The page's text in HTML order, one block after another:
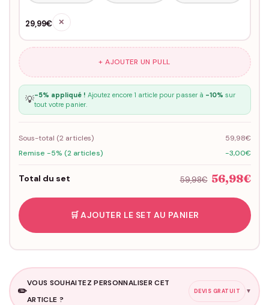
29,99€ ✕
+ AJOUTER UN PULL
💡-5% appliqué ! Ajoutez encore 1 article pour passer à -10% sur
tout votre panier.
Sous-total (2articles)
59,98€
Remise -5% (2 articles)
-3,00€
Total du set 59,98€ 56,98€
🛒 AJOUTER LE SET AU PANIER
✏️
VOUS SOUHAITEZ PERSONNALISER CET
ARTICLE ?
DEVIS GRATUIT ▼